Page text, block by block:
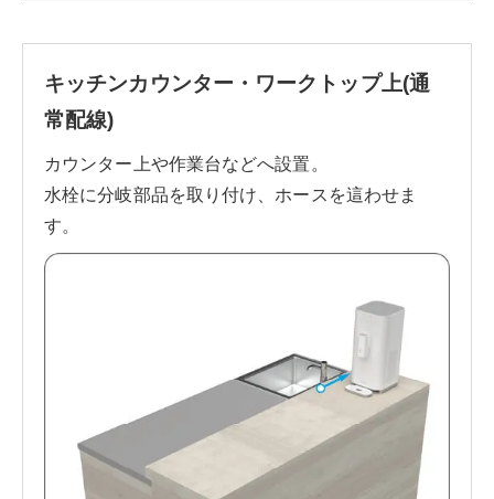
キッチンカウンター・ワークトップ上(通
常配線)
カウンター上や作業台などへ設置。
水栓に分岐部品を取り付け、ホースを這わせま
す。